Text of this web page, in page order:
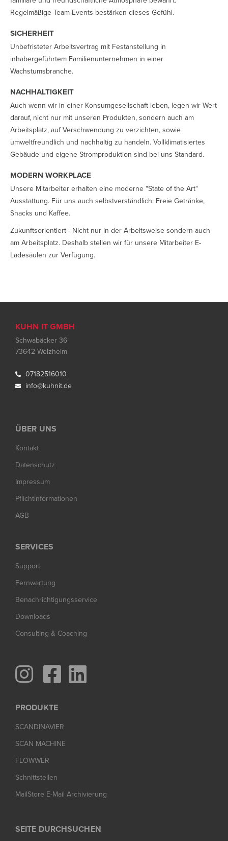
Regelmäßige Team-Events bestärken dieses Gefühl.
SICHERHEIT
Unbefristeter Arbeitsvertrag mit Festanstellung in
inhabergeführtem Familienunternehmen in einer
Wachstumsbranche.
NACHHALTIGKEIT
Auch wenn wir in einer Konsumgesellschaft leben, legen wir Wert
darauf, nicht nur mit unseren Produkten, sondern auch am
Arbeitsplatz, auf Verschwendung zu verzichten, sowie
umweltfreundlich und nachhaltig zu handeln. Vollklimatisiertes
Gebäude und eigene Stromproduktion sind bei uns Standard.
MODERN WORKPLACE
Unsere Mitarbeiter erhalten eine moderne "State of the Art"
Ausstattung. Für uns auch selbstverständlich: Freie Getränke,
Snacks und Kaffee.
Zukunftsorientiert - Nicht nur in der Arbeitsweise sondern auch
am Arbeitsplatz. Deshalb stellen wir für unsere Mitarbeiter E-
Ladesäulen zur Verfügung.
KUHN IT GMBH
Schwabäcker 36
73642 Welzheim
 07182516010
 info@kuhnit.de
ÜBER UNS
Kontakt
Datenschutz
Impressum
Pflichtinformationen
AGB
SERVICES
Support
Fernwartung
Benachrichtigungsservice
Downloads
Consulting & Coaching
  
PRODUKTE
SCANDINAVIER
SCAN MACHINE
FLOWWER
Schnittstellen
MailStore E-Mail Archivierung
SEITE DURCHSUCHEN